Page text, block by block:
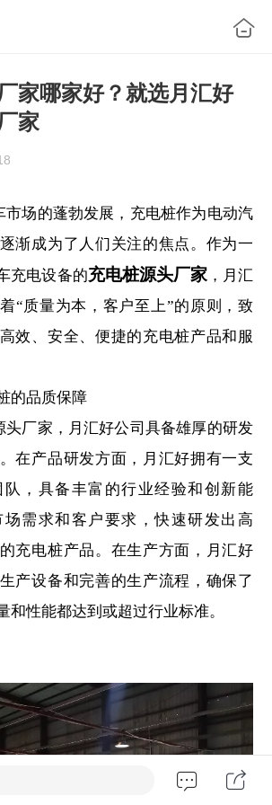
家哪家好？就选月汇好
家
市场的蓬勃发展，充电桩作为电动汽
渐成为了人们关注的焦点。作为一
充电设备的充电桩源头厂家，月汇
“质量为本，客户至上”的原则，致
效、安全、便捷的充电桩产品和服
的品质保障
头厂家，月汇好公司具备雄厚的研发
在产品研发方面，月汇好拥有一支
，具备丰富的行业经验和创新能
需求和客户要求，快速研发出高
充电桩产品。在生产方面，月汇好
产设备和完善的生产流程，确保了
和性能都达到或超过行业标准。